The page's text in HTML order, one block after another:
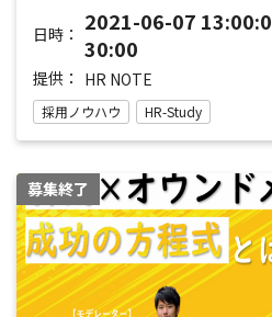
日時： 2021-06-07
30:00
提供： HR NOTE
採用ノウハウ HR-Study
募集終了